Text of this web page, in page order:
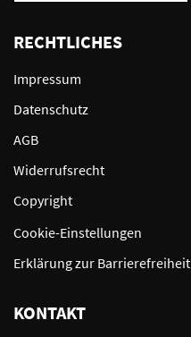
RECHTLICHES
Impressum
Datenschutz
AGB
Widerrufsrecht
Copyright
Cookie-Einstellungen
Erklärung zur Barrierefreiheit
KONTAKT